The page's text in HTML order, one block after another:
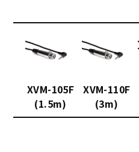
XVM-105F
(1.5m)
XVM-110F
(3m)